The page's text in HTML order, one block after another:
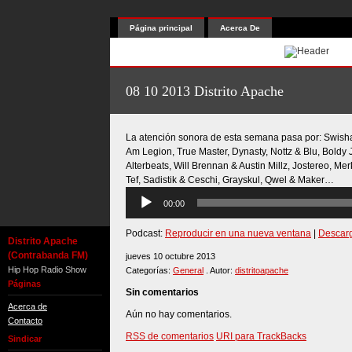
Distrito Apache
(Contrabanda FM)
Hip Hop Radio Show
Páginas
Acerca de
Contacto
Sindicar
Página principal Acerca De
08 10 2013 Distrito Apache
La atención sonora de esta semana pasa por:
Am Legion, True Master, Dynasty, Nottz & Blu, Boldy
Alterbeats, Will Brennan & Austin Millz, Jostereo,
Tef, Sadistik & Ceschi, Grayskul, Qwel & Maker…
Reproductor
audio
00:00
Podcast: Reproducir en una nueva ventana
jueves 10 octubre 2013
Categorías: General . Autor: distritoapache
Sin comentarios
Aún no hay comentarios.
RSS de comentarios URI para TrackBacks